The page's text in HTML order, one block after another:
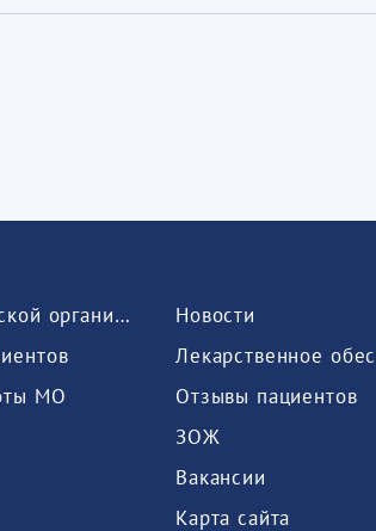
Сведения о медицинской организации
МО
Новости
Лекарственное
Отзывы пациентов
ЗОЖ
Вакансии
Карта сайта